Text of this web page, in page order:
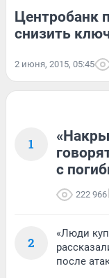
Центробанк
снизить
2 июня, 2015, 05:45
1
с
222 966
2
«Люди
после